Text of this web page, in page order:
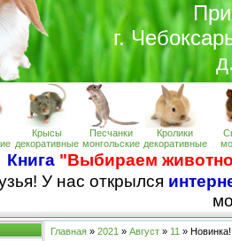
г.
Крысы
декоративные
Песчанки
монгольские
Кролики
декоративные
Книга "Выбираем
У нас открылся
Главная» 2021 » Август » 11 » Новинка!